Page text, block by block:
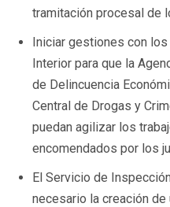
tramitación procesal de
Iniciar gestiones con
Interior para que la
de Delincuencia
Central de Drogas y
puedan agilizar los
encomendados por los
El Servicio de
necesario la creación de